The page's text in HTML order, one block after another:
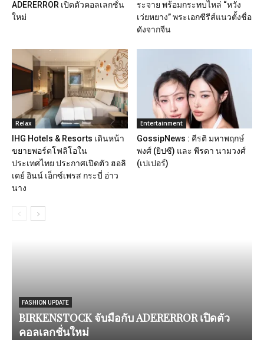
ADERERROR เปิดตัวคอลเลกชั่น
ใหม่
ระจาย พร้อมกระทบไหล่ “หวัง
เว่ยหยาง” พระเอกซีรีส์แนวตั้งชื่อ
ดังจากจีน
Relax
IHG Hotels & Resorts เดินหน้า
ขยายพอร์ตโฟลิโอใน
ประเทศไทย ประกาศเปิดตัว ฮอลิ
เดย์ อินน์ เอ็กซ์เพรส กระบี่ อ่าว
นาง
Entertainment
GossipNews : คีรติ มหาพฤกษ์
พงศ์ (ยิปซี) และ พีรดา นามวงศ์
(เปเปอร์)
FASHION UPDATE
BIRKENSTOCK จับมือกับ ADERERROR เปิดตัว
คอลเลกชั่นใหม่